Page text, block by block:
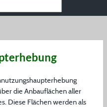
die Anbauflächen aller
Diese Flächen werden als